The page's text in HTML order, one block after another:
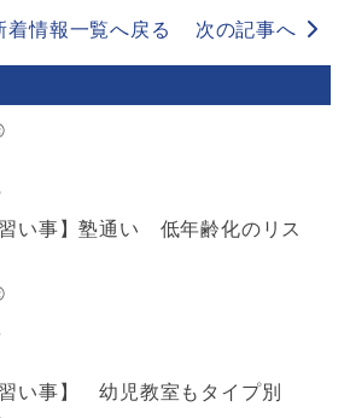
着情報一覧へ戻る 次の記事へ
い事】塾通い 低年齢化のリス
い事】 幼児教室もタイプ別